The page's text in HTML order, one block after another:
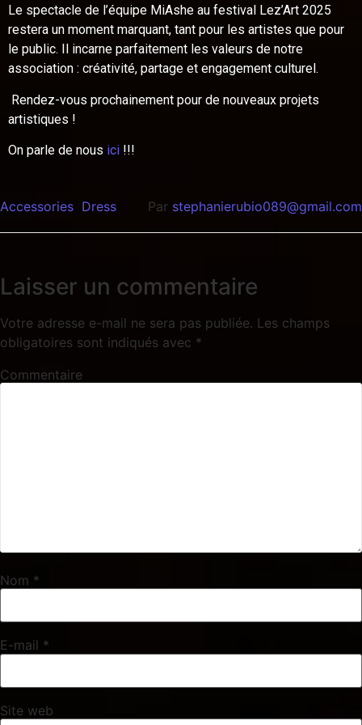
Le spectacle de l’équipe MiAshe au festival Lez’Art 2025
restera un moment marquant, tant pour les artistes que pour
le public. Il incarne parfaitement les valeurs de notre
association : créativité, partage et engagement culturel.
Rendez-vous prochainement pour de nouveaux projets
artistiques !
On parle de nous ici !!!
Accessories Dress Par stephanierubio089@gmail.com
Laisser un commentaire
Votre adresse e-mail ne sera pas publiée. Les champs
obligatoires sont indiqués avec *
Commentaire
Nom *
E-mail *
Site web